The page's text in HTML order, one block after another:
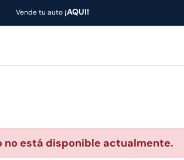
Vende tu auto¡AQUI!
no está disponible actualmente.